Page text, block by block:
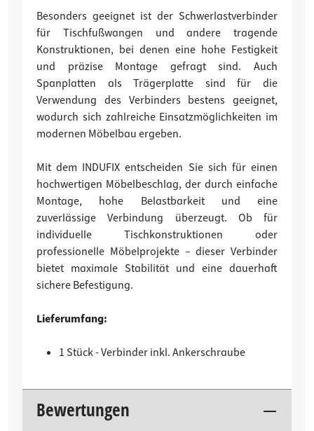
Besonders geeignet ist der Schwerlastverbinder
für Tischfußwangen und andere tragende
Konstruktionen, bei denen eine hohe Festigkeit
und präzise Montage gefragt sind. Auch
Spanplatten als Trägerplatte sind für die
Verwendung des Verbinders bestens geeignet,
wodurch sich zahlreiche Einsatzmöglichkeiten im
modernen Möbelbau ergeben.
Mit dem INDUFIX entscheiden Sie sich für einen
hochwertigen Möbelbeschlag, der durch einfache
Montage, hohe Belastbarkeit und eine
zuverlässige Verbindung überzeugt. Ob für
individuelle Tischkonstruktionen oder
professionelle Möbelprojekte – dieser Verbinder
bietet maximale Stabilität und eine dauerhaft
sichere Befestigung.
Lieferumfang:
1 Stück - Verbinder inkl. Ankerschraube
Bewertungen